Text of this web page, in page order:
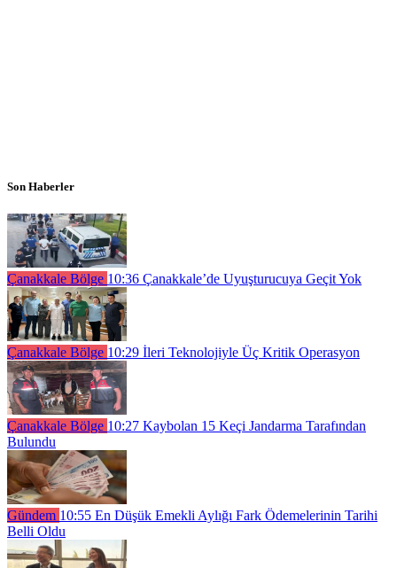
Son Haberler
Çanakkale Bölge 10:36 Çanakkale’de Uyuşturucuya Geçit Yok
Çanakkale Bölge 10:29 İleri Teknolojiyle Üç Kritik Operasyon
Çanakkale Bölge 10:27 Kaybolan 15 Keçi Jandarma Tarafından
Bulundu
Gündem 10:55 En Düşük Emekli Aylığı Fark Ödemelerinin Tarihi
Belli Oldu